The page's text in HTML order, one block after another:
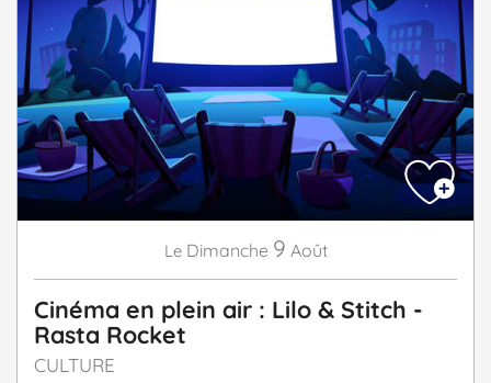
Le Dimanche 9 Août
Cinéma en plein air : Lilo & Stitch -
Rasta Rocket
CULTURE